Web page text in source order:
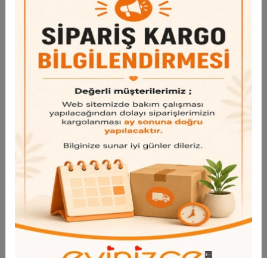
Garanti ve Teslimat
Taksit Seçenekleri
Bu ürün için henüz yorum yapılmadı.
Yorum Yap
Benzer Ürünler
Bu ürünü inceleyen kullanıcılar bunlara da baktı